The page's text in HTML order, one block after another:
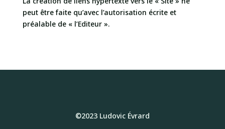
peut être faite qu’avec l’autorisation écrite et
préalable de « l’Editeur ».
©2023 Ludovic Évrard